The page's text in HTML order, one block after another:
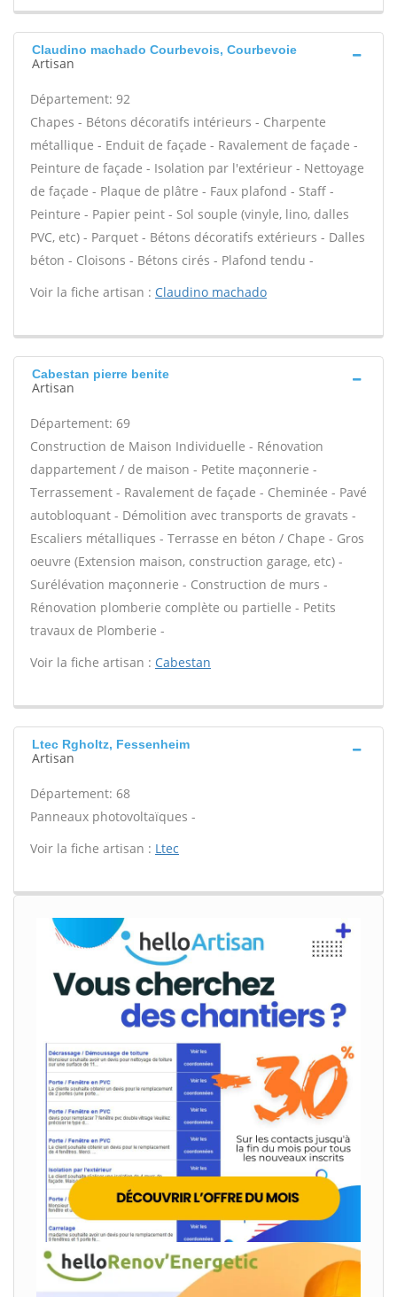
Claudino machado Courbevois, Courbevoie
Artisan
Département: 92
Chapes - Bétons décoratifs intérieurs - Charpente
métallique - Enduit de façade - Ravalement de façade -
Peinture de façade - Isolation par l'extérieur - Nettoyage
de façade - Plaque de plâtre - Faux plafond - Staff -
Peinture - Papier peint - Sol souple (vinyle, lino, dalles
PVC, etc) - Parquet - Bétons décoratifs extérieurs - Dalles
béton - Cloisons - Bétons cirés - Plafond tendu -
Voir la fiche artisan : Claudino machado
Cabestan pierre benite
Artisan
Département: 69
Construction de Maison Individuelle - Rénovation
dappartement / de maison - Petite maçonnerie -
Terrassement - Ravalement de façade - Cheminée - Pavé
autobloquant - Démolition avec transports de gravats -
Escaliers métalliques - Terrasse en béton / Chape - Gros
oeuvre (Extension maison, construction garage, etc) -
Surélévation maçonnerie - Construction de murs -
Rénovation plomberie complète ou partielle - Petits
travaux de Plomberie -
Voir la fiche artisan : Cabestan
Ltec Rgholtz, Fessenheim
Artisan
Département: 68
Panneaux photovoltaïques -
Voir la fiche artisan : Ltec